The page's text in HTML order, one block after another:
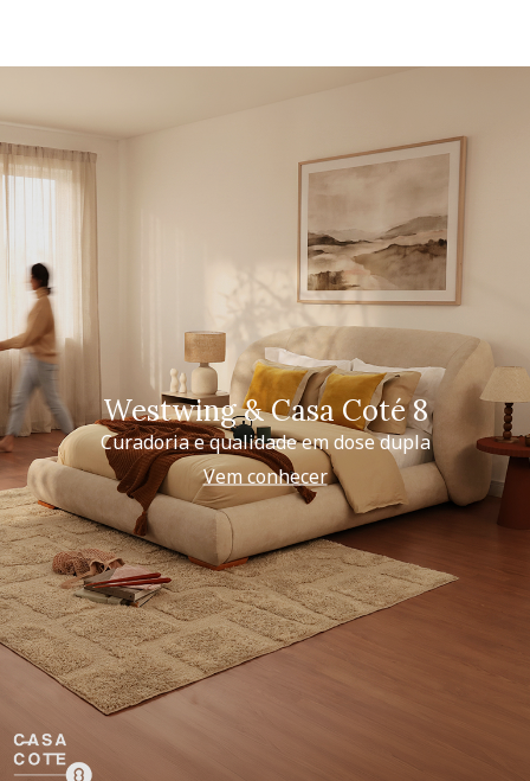
Westwing & Casa Coté 8
Curadoria e qualidade em dose dupla
Vem conhecer